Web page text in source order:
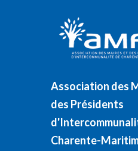
Association des
des Présidents
Charente-